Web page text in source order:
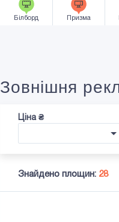
Білборд Призма
Зовнішня
Ціна ₴
Знайдено площин: 28